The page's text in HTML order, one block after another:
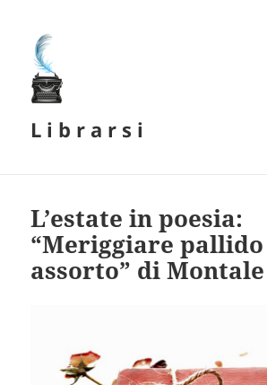
L i b r a r s i
L’estate in poesia:
“Meriggiare pallido
assorto” di Montale